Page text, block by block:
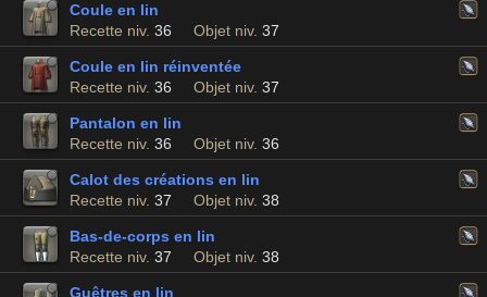
Coule en lin
Recette niv. 36 Objet niv. 37
Coule en lin réinventée
Recette niv. 36 Objet niv. 37
Pantalon en lin
Recette niv. 36 Objet niv. 36
Calot des créations en lin
Recette niv. 37 Objet niv. 38
Bas-de-corps en lin
Recette niv. 37 Objet niv. 38
Guêtres en lin